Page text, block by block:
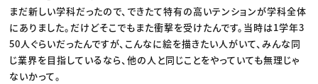
まだ新しい学科だったので、できたて特有の高いテンションが学科全体
にありました。だけどそこでもまた衝撃を受けたんです。当時は1学年3
50人ぐらいだったんですが、こんなに絵を描きたい人がいて、みんな同
じ業界を目指しているなら、他の人と同じことをやっていても無理じゃ
ないかって。